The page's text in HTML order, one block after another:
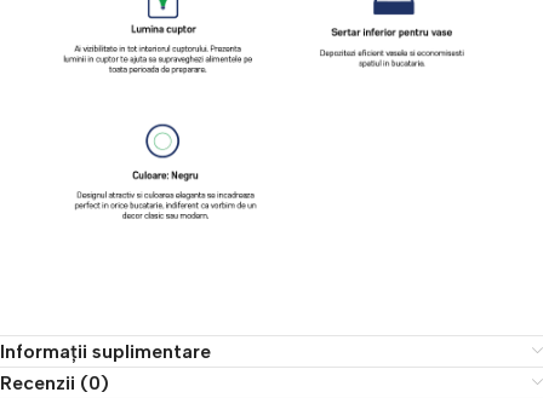
Informații suplimentare
Recenzii (0)